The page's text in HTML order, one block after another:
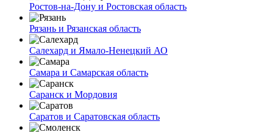
Ростов-на-Дону и Ростовская область
Рязань и Рязанская область
Салехард и Ямало-Ненецкий АО
Самара и Самарская область
Саранск и Мордовия
Саратов и Саратовская область